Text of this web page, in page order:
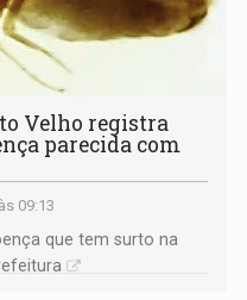
Velho registra
parecida com
09:13
que tem surto na